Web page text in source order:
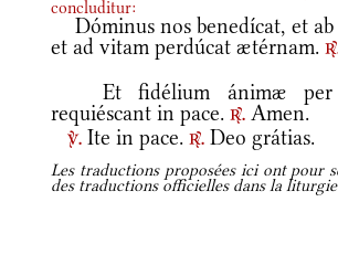
concluditur:
Dóminus nos benedícat, et
et ad vitam perdúcat ætérnam.
Et fidélium ánimæ per
requiéscant in pace. r. Amen.
v. Ite in pace. r. Deo grátias.
Les traductions proposées ici ont pour
des traductions officielles dans la